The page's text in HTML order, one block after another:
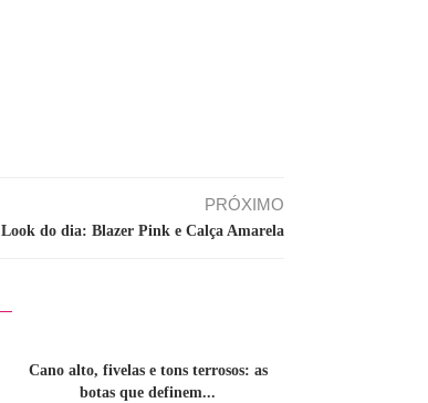
PRÓXIMO
Look do dia: Blazer Pink e Calça Amarela
Cano alto, fivelas e tons terrosos: as
botas que definem...